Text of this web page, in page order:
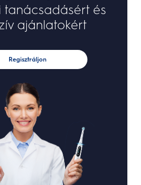
tanácsadásért és
ajánlatokért
Regisztráljon